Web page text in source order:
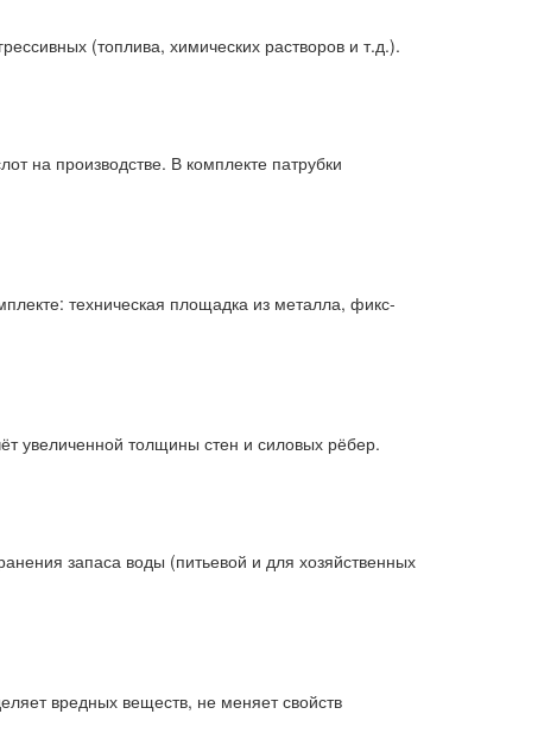
(топлива, химических растворов и т.д.).
на производстве. В комплекте патрубки
техническая площадка из металла, фикс-
увеличенной толщины стен и силовых рёбер.
запаса воды (питьевой и для хозяйственных
вредных веществ, не меняет свойств